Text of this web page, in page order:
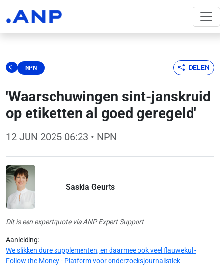
NPN DELEN
'Waarschuwingen sint-janskruid
op etiketten al goed geregeld'
12 JUN 2025 06:23 • NPN
Saskia Geurts
Dit is een expertquote via ANP Expert Support
Aanleiding:
We slikken dure supplementen, en daarmee ook veel flauwekul -
Follow the Money - Platform voor onderzoeksjournalistiek